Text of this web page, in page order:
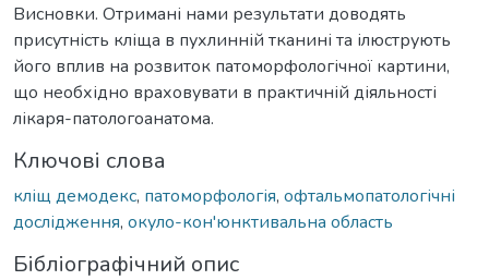
Висновки. Отримані нами результати доводять
присутність кліща в пухлинній тканині та ілюструють
його вплив на розвиток патоморфологічної картини,
що необхідно враховувати в практичній діяльності
лікаря-патологоанатома.
Ключові слова
кліщ демодекс, патоморфологія, офтальмопатологічні
дослідження, окуло-кон'юнктивальна область
Бібліографічний опис